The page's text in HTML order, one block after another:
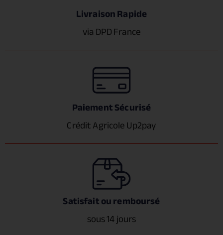
Livraison Rapide
via DPD France
Paiement Sécurisé
Crédit Agricole Up2pay
Satisfait ou remboursé
sous 14 jours